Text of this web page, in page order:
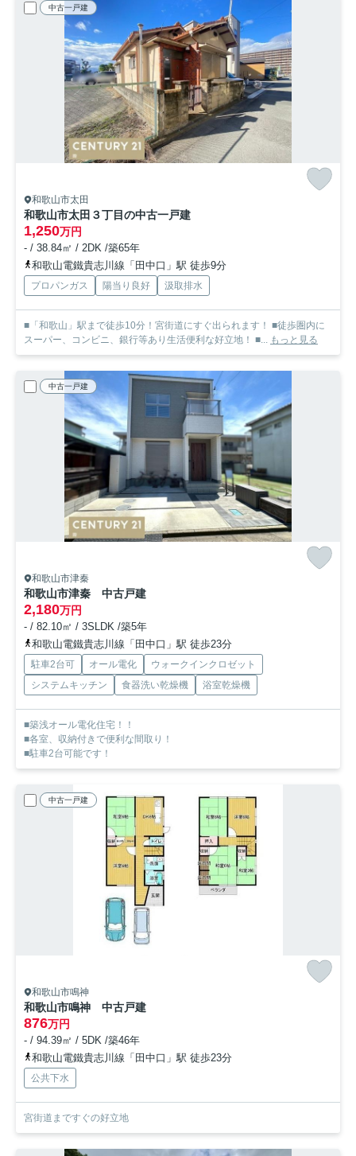
中古一戸建
和歌山市太田
和歌山市太田３丁目の中古一戸建
1,250万円
- / 38.84㎡ / 2DK /築65年
和歌山電鐵貴志川線「田中口」駅 徒歩9分
プロパンガス 陽当り良好 汲取排水
■「和歌山」駅まで徒歩10分！宮街道にすぐ出られます！ ■徒歩圏内に
スーパー、コンビニ、銀行等あり生活便利な好立地！ ■...
もっと見る
中古一戸建
和歌山市津秦
和歌山市津秦 中古戸建
2,180万円
- / 82.10㎡ / 3SLDK /築5年
和歌山電鐵貴志川線「田中口」駅 徒歩23分
駐車2台可 オール電化
ウォークインクロゼット
システムキッチン
食器洗い乾燥機 浴室乾燥機
■築浅オール電化住宅！！
■各室、収納付きで便利な間取り！
■駐車2台可能です！
中古一戸建
和歌山市鳴神
和歌山市鳴神 中古戸建
876万円
- / 94.39㎡ / 5DK /築46年
和歌山電鐵貴志川線「田中口」駅 徒歩23分
公共下水
宮街道まですぐの好立地